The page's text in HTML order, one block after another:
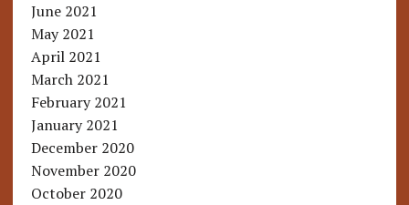
June 2021
May 2021
April 2021
March 2021
February 2021
January 2021
December 2020
November 2020
October 2020